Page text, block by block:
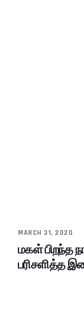
MARCH 31, 2020
மகள் பிறந்த
பரிசளித்த